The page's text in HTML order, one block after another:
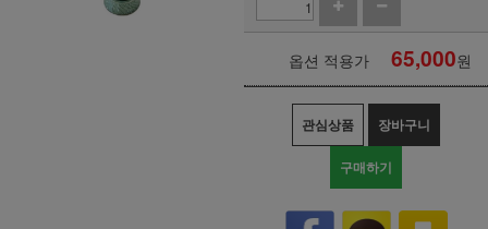
옵션 적용가 65,000원
관심상품 장바구니
구매하기